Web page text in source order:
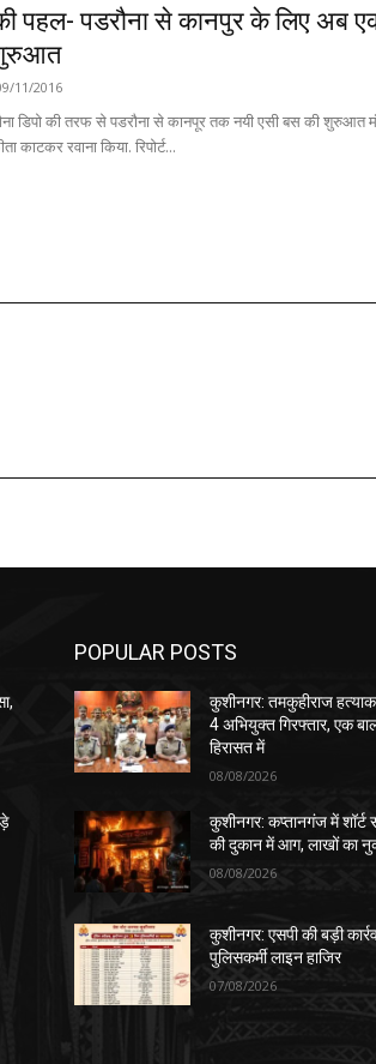
पहल- पडरौना से कानपुर के लिए अब
11/2016
डिपो की तरफ से पडरौना से कानपूर तक नयी एसी बस की शुरुआत
के एआरम ने फीता काटकर रवाना किया. रिपोर्ट...
POPULAR POSTS
कुशीनगर: तमकुहीराज
4 अभियुक्त गिरफ्तार, एक
हिरासत में
08/08/2026
कुशीनगर: कप्तानगंज में शॉर्ट
की दुकान में आग, लाखों का
08/08/2026
कुशीनगर: एसपी की बड़ी
पुलिसकर्मी लाइन हाजिर
07/08/2026